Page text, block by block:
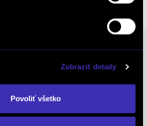
Zobraziť detaily
Povoliť všetko
Ocenenia
prestížny certifikát AAA Highest